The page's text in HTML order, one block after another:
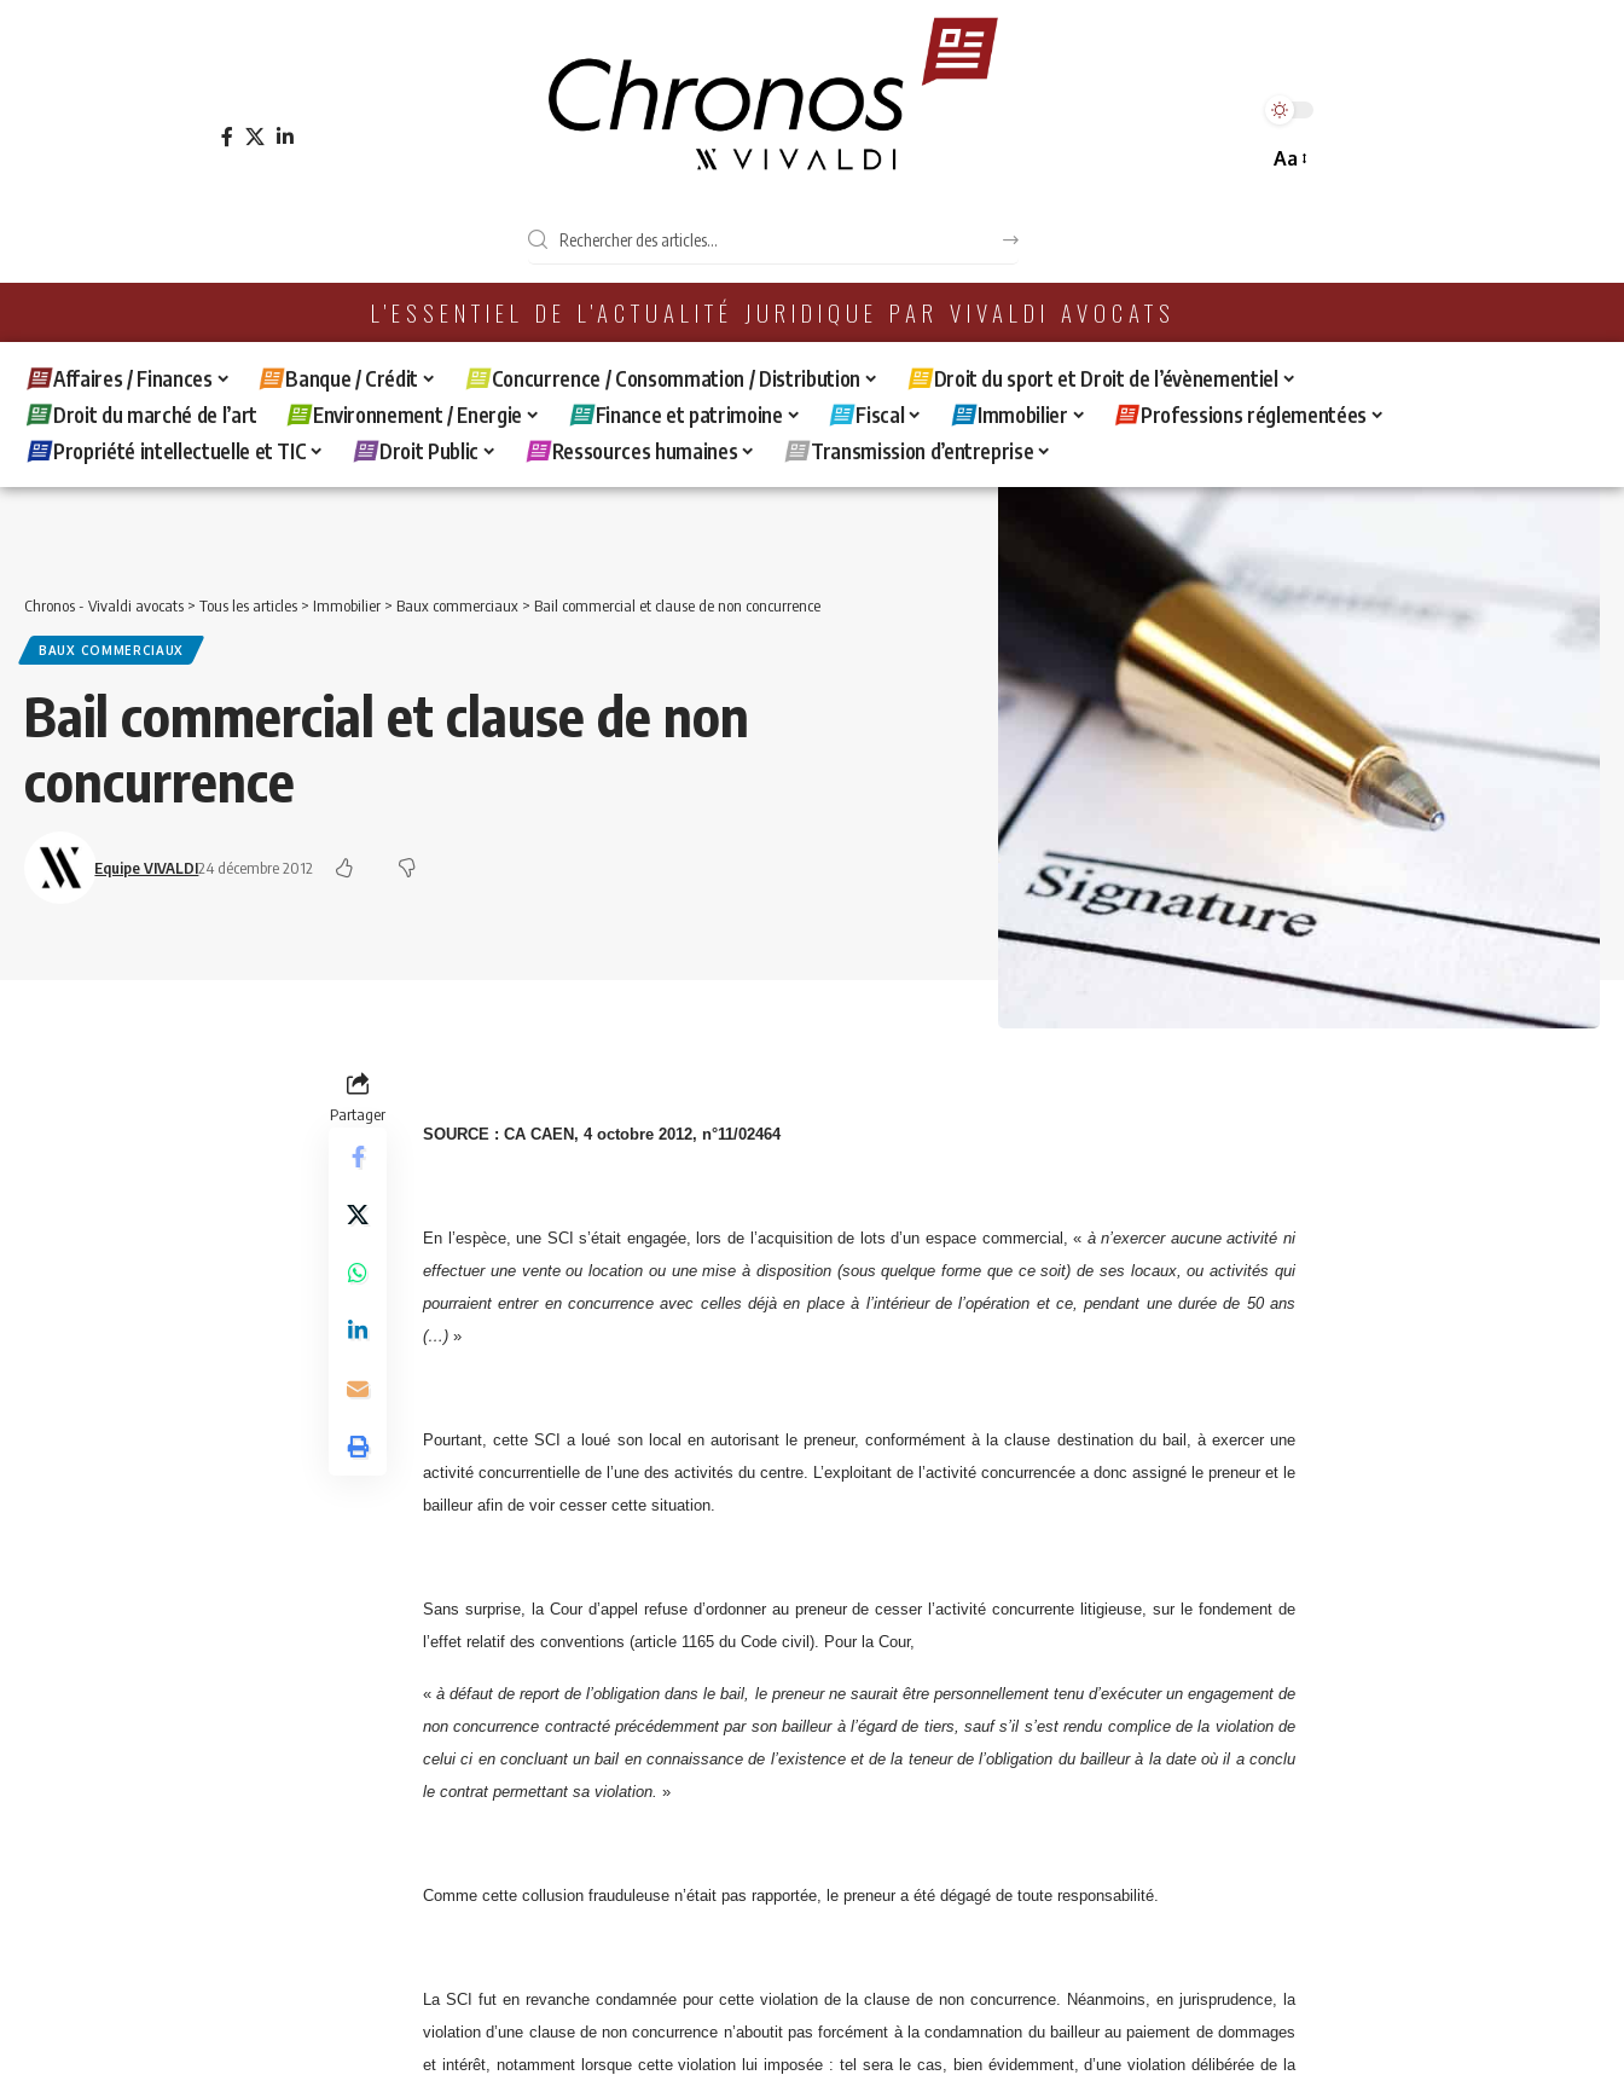
Aa
L'ESSENTIEL DE L'ACTUALITÉ JURIDIQUE PAR VIVALDI AVOCATS
Affaires / Finances Banque / Crédit Concurrence / Consommation / Distribution
Droit du sport et Droit de l’évènementiel
Droit du marché de l’art
Environnement / Energie Finance et patrimoine Fiscal Immobilier
Professions réglementées
Propriété intellectuelle et TIC
Droit Public Ressources humaines Transmission d’entreprise
Chronos - Vivaldi avocats > Tous les articles > Immobilier > Baux commerciaux > Bail commercial et clause de non concurrence
BAUX COMMERCIAUX
Bail commercial et clause de non
concurrence
Equipe VIVALDI24 décembre 2012
Partager
SOURCE : CA CAEN, 4 octobre 2012, n°11/02464
En l’espèce, une SCI s’était engagée, lors de l’acquisition de lots d’un espace commercial, « à n’exercer aucune activité ni
effectuer une vente ou location ou une mise à disposition (sous quelque forme que ce soit) de ses locaux, ou activités qui
pourraient entrer en concurrence avec celles déjà en place à l’intérieur de l’opération et ce, pendant une durée de 50 ans
(…) »
Pourtant, cette SCI a loué son local en autorisant le preneur, conformément à la clause destination du bail, à exercer une
activité concurrentielle de l’une des activités du centre. L’exploitant de l’activité concurrencée a donc assigné le preneur et le
bailleur afin de voir cesser cette situation.
Sans surprise, la Cour d’appel refuse d’ordonner au preneur de cesser l’activité concurrente litigieuse, sur le fondement de
l’effet relatif des conventions (article 1165 du Code civil). Pour la Cour,
«à défaut de report de l’obligation dans le bail, le preneur ne saurait être personnellement tenu d’exécuter un engagement de
non concurrence contracté précédemment par son bailleur à l’égard de tiers, sauf s’il s’est rendu complice de la violation de
celui ci en concluant un bail en connaissance de l’existence et de la teneur de l’obligation du bailleur à la date où il a conclu
le contrat permettant sa violation. »
Comme cette collusion frauduleuse n’était pas rapportée, le preneur a été dégagé de toute responsabilité.
La SCI fut en revanche condamnée pour cette violation de la clause de non concurrence. Néanmoins, en jurisprudence, la
violation d’une clause de non concurrence n’aboutit pas forcément à la condamnation du bailleur au paiement de dommages
et intérêt, notamment lorsque cette violation lui imposée : tel sera le cas, bien évidemment, d’une violation délibérée de la